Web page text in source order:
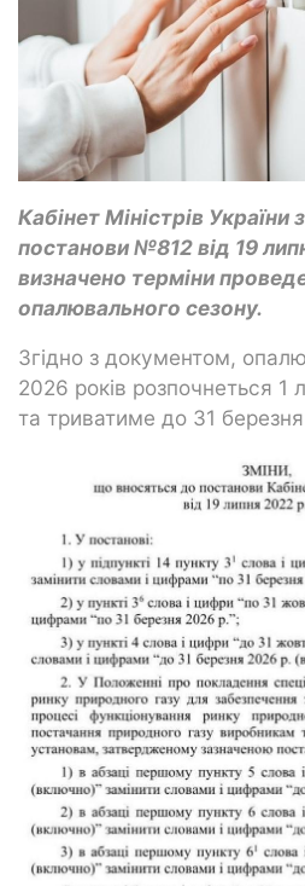
Кабінет Міністрів України
постанови №812 від 19
визначено терміни
опалювального сезону.
Згідно з документом,
2026 років розпочнеться 1
та триватиме до 31